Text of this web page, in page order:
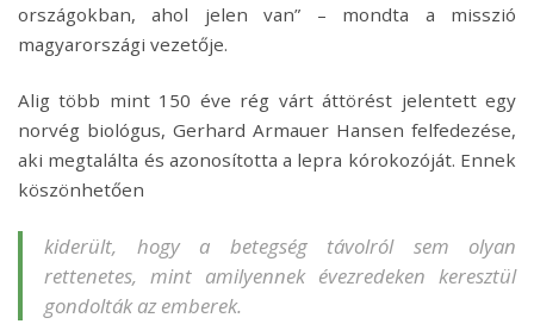
országokban, ahol jelen van” – mondta a misszió
magyarországi vezetője.
Alig több mint 150 éve rég várt áttörést jelentett egy
norvég biológus, Gerhard Armauer Hansen felfedezése,
aki megtalálta és azonosította a lepra kórokozóját. Ennek
köszönhetően
kiderült, hogy a betegség távolról sem olyan
rettenetes, mint amilyennek évezredeken keresztül
gondolták az emberek.